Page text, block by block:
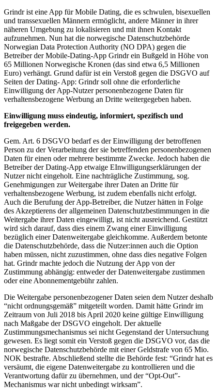
Grindr ist eine App für Mobile Dating, die es schwulen, bisexuellen
und transsexuellen Männern ermöglicht, andere Männer in ihrer
näheren Umgebung zu lokalisieren und mit ihnen Kontakt
aufzunehmen. Nun hat die norwegische Datenschutzbehörde
Norwegian Data Protection Authority (NO DPA) gegen die
Betreiber der Mobile-Dating-App Grindr ein Bußgeld in Höhe von
65 Millionen Norwegische Kronen (das sind etwa 6,5 Millionen
Euro) verhängt. Grund dafür ist ein Verstoß gegen die DSGVO auf
Seiten der Dating- App: Grindr soll ohne die erforderliche
Einwilligung der App-Nutzer personenbezogene Daten für
verhaltensbezogene Werbung an Dritte weitergegeben haben.
Einwilligung muss eindeutig, informiert, spezifisch und
freigegeben werden.
Gem. Art. 6 DSGVO bedarf es der Einwilligung der betroffenen
Person zu der Verarbeitung der sie betreffenden personenbezogenen
Daten für einen oder mehrere bestimmte Zwecke. Jedoch haben die
Betreiber der Dating-App etwaige EInwilligungserklärungen der
Nutzer nicht eingeholt. Eine nachträgliche Zustimmung, sog.
Genehmigungen zur Weitergabe ihrer Daten an Dritte für
verhaltensbezogene Werbung, ist zudem ebenfalls nicht erfolgt.
Auch die Berufung der App-Betreiber, die Nutzer hätten in Folge
des Akzeptierens der allgemeinen Datenschutzbestimmungen in die
Weitergabe ihrer Daten eingewilligt, ist nicht ausreichend. Gestützt
wird sich darauf, dass dies einem Zwang einer Einwilligung
bezüglich einer Datenweitergabe gleichkomme. Außerdem betonte
die Datenschutzbehörde, dass die Nutzer:innen auch die Option
haben müssen, nicht zuzustimmen, ohne dass dies negative Folgen
hat. Grindr machte jedoch die Nutzung der App von der
Zustimmung abhängig: entweder der Datenweitergabe zustimmen
oder eine Abonnementgebühr zahlen.
Die Weitergabe personenbezogener Daten seien dem Nutzer deshalb
“nicht ordnungsgemäß” mitgeteilt worden. Damit hätte Grindr im
Zeitraum von Juli 2018 bis April 2020 keine gültige Einwilligung
nach Maßgabe der DSGVO eingeholt. Der aktuelle
Zustimmungsmechanismus sei nicht Gegenstand der Untersuchung
gewesen. Es liegt somit ein Verstoß gegen die DSGVO vor, das die
norwegische Datenschutzbehörde mit einer Geldstrafe von 65 Mio.
NOK bestrafte. Abschließend stellte die Behörde fest: “Grindr hat es
versäumt, die eigene Datenweitergabe zu kontrollieren und die
Verantwortung dafür zu übernehmen, und der “Opt-Out”-
Mechanismus war nicht unbedingt wirksam”.